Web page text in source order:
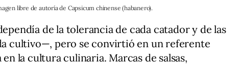
libre de autoría de Capsicum chinense (habanero).
de la tolerancia de cada catador y de las
cultivo—, pero se convirtió en un referente
la cultura culinaria. Marcas de salsas,